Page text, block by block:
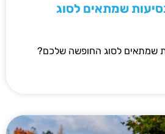
שמתאים לסוג
שמתאים לסוג החופשה שלכם?